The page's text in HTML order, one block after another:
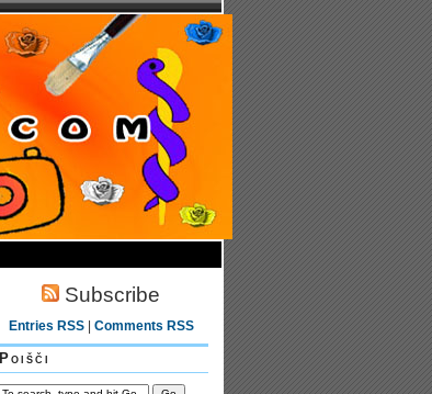
Subscribe
Entries RSS| Comments RSS
Poišči